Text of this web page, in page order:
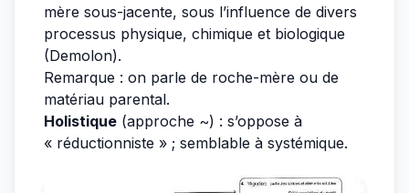
mère sous-jacente, sous l’influence de divers
processus physique, chimique et biologique
(Demolon).
Remarque : on parle de roche-mère ou de
matériau parental.
Holistique (approche ~) : s’oppose à
« réductionniste » ; semblable à systémique.